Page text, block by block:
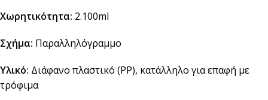
Χωρητικότητα: 2.100ml
Σχήμα: Παραλληλόγραμμο
Υλικό: Διάφανο πλαστικό (PP), κατάλληλο για επαφή με
τρόφιμα